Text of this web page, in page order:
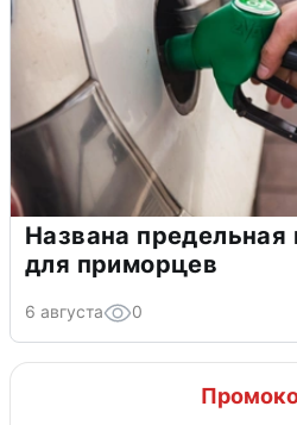
Названа предельная
для приморцев
6 августа 0